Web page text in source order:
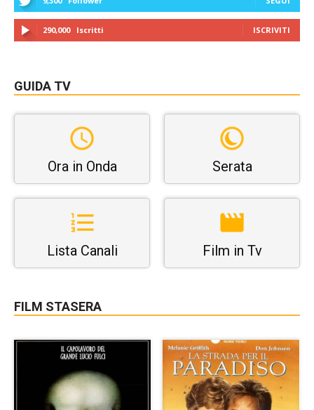
290,000 Iscritti ISCRIVITI
GUIDA TV
Ora in Onda Serata
Lista Canali Film in Tv
FILM STASERA